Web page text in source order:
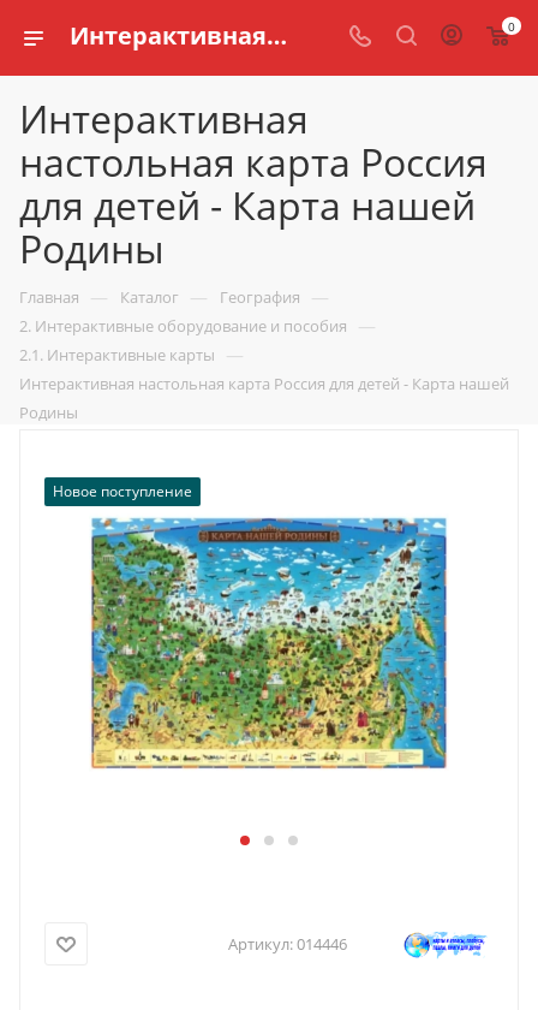
Интерактивная настольная карта Россия для детей - Карта нашей Родины купить по доступной цене в интернет магазине schools.ru 0
Интерактивная
настольная карта Россия
для детей - Карта нашей
Родины
Главная — Каталог — География —
2. Интерактивные оборудование и пособия —
2.1. Интерактивные карты —
Интерактивная настольная карта Россия для детей - Карта нашей
Родины
Новое поступление
Артикул:014446